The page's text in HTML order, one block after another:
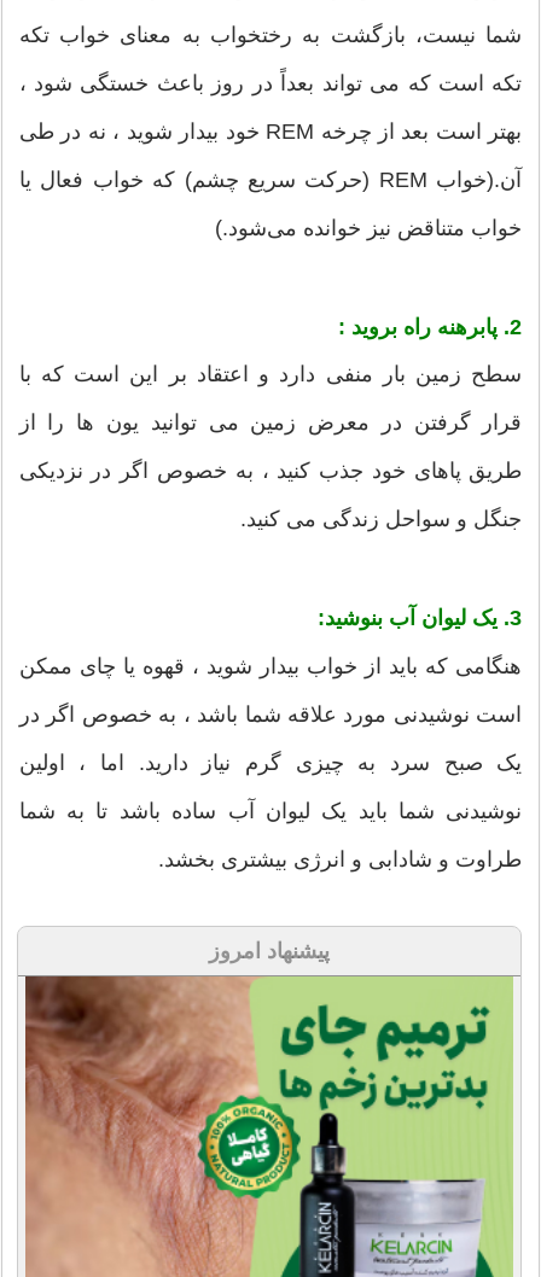
شما نیست، بازگشت به رختخواب به معنای خواب تکه
تکه است که می تواند بعداً در روز باعث خستگی شود ،
بهتر است بعد از چرخه REM خود بیدار شوید ، نه در طی
آن.(خواب REM (حرکت سریع چشم) که خواب فعال یا
خواب متناقض نیز خوانده می‌شود.)
2. پابرهنه راه بروید :
سطح زمین بار منفی دارد و اعتقاد بر این است که با
قرار گرفتن در معرض زمین می توانید یون ها را از
طریق پاهای خود جذب کنید ، به خصوص اگر در نزدیکی
جنگل و سواحل زندگی می کنید.
3. یک لیوان آب بنوشید:
هنگامی که باید از خواب بیدار شوید ، قهوه یا چای ممکن
است نوشیدنی مورد علاقه شما باشد ، به خصوص اگر در
یک صبح سرد به چیزی گرم نیاز دارید. اما ، اولین
نوشیدنی شما باید یک لیوان آب ساده باشد تا به شما
طراوت و شادابی و انرژی بیشتری بخشد.
پیشنهاد امروز